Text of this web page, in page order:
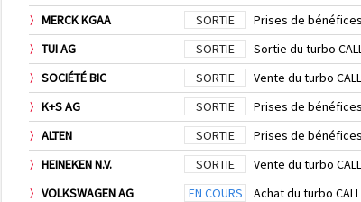
MERCK KGAA
SORTIE Prises de
TUI AG
SORTIE Sortie du turbo
SOCIÉTÉ BIC
SORTIE Vente du turbo
K+S AG
SORTIE Prises de bénéfices
ALTEN
SORTIE Prises de
HEINEKEN N.V.
SORTIE Vente du turbo
VOLKSWAGEN AG
EN COURS Achat du turbo